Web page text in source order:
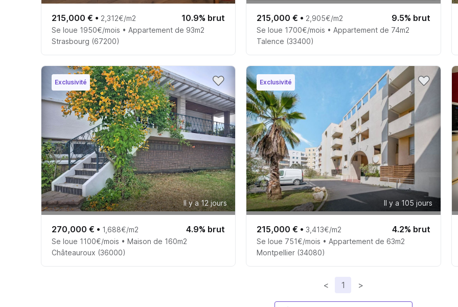
215,000 € • 2,312€/m2 10.9% brut
Se loue 1950€/mois • Appartement de 93m2
Strasbourg (67200)
215,000 € • 2,905€/m2 9.5% brut
Se loue 1700€/mois • Appartement de 74m2
Talence (33400)
Exclusivité
Il y a 12 jours
270,000 € • 1,688€/m2 4.9% brut
Se loue 1100€/mois • Maison de 160m2
Châteauroux (36000)
Exclusivité
Il y a 105 jours
215,000 € •3,413€/m2 4.2% brut
Se loue 751€/mois • Appartement de 63m2
Montpellier (34080)
< 1 >